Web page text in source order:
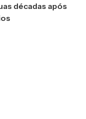
décadas após